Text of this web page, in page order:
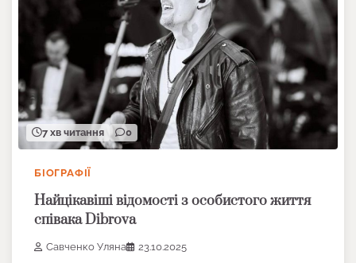
7 хв читання 0
БІОГРАФІЇ
Найцікавіші відомості з особистого життя
співака Dibrova
Савченко Уляна
23.10.2025